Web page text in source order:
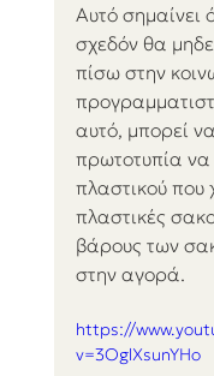
Αυτό σημαίνει
σχεδόν θα
πίσω στην
αυτό, μπορεί
πρωτοτυπία να
πλαστικού που
πλαστικές
βάρους των
στην αγορά.
https://
v=3OglXsunYHo